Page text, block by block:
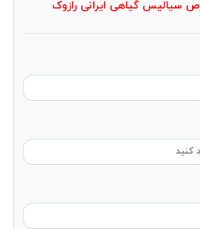
سیالیس گیاهی ایرانی رازوک